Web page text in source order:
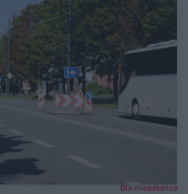
Dla mieszkańca